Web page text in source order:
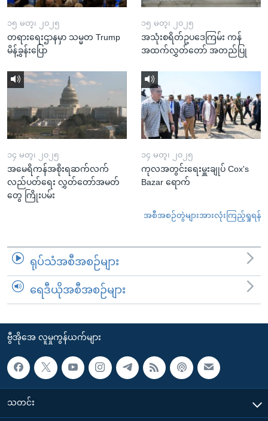
၁၅ မတ္၊ ၂၀၂၅
တရားရေးဌာနမှာ သမ္မတ Trump
မိန့်ခွန်းပြော
၁၅ မတ္၊ ၂၀၂၅
အသုံးစရိတ်ဥပဒေကြမ်း ကန်
အထက်လွှတ်တော် အတည်ပြု
၁၄ မတ္၊ ၂၀၂၅
အမေရိကန်အစိုးရဆက်လက်
လည်ပတ်ရေး လွှတ်တော်အမတ်
တွေ ကြိုးပမ်း
၁၄ မတ္၊ ၂၀၂၅
ကုလအတွင်းရေးမှူးချုပ် Cox's
Bazar ရောက်
အစီအစဉ်တွဲများအားလုံးကြည့်ရှုရန်
ရုပ်သံအစီအစဉ်များ
ရေဒီယိုအစီအစဉ်များ
ဗွီအိုအေ လူမှုကွန်ယက်များ
သတင်း